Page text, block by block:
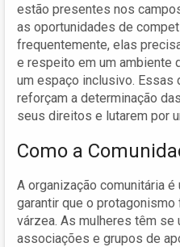
estão presentes nos
as oportunidades de
frequentemente, elas
e respeito em um ambiente
um espaço inclusivo. Essas
reforçam a determinação
seus direitos e lutarem por
Como a
A organização comunitária
garantir que o
várzea. As mulheres têm se
associações e grupos de